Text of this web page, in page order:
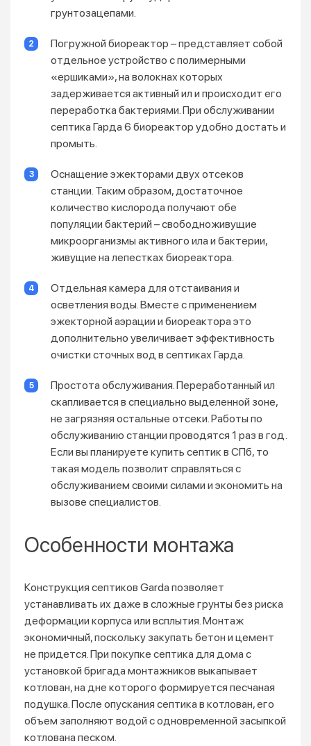
грунтозацепами.
Погружной биореактор – представляет собой
отдельное устройство с полимерными
«ершиками», на волокнах которых
задерживается активный ил и происходит его
переработка бактериями. При обслуживании
септика Гарда 6 биореактор удобно достать и
промыть.
Оснащение эжекторами двух отсеков
станции. Таким образом, достаточное
количество кислорода получают обе
популяции бактерий – свободноживущие
микроорганизмы активного ила и бактерии,
живущие на лепестках биореактора.
Отдельная камера для отстаивания и
осветления воды. Вместе с применением
эжекторной аэрации и биореактора это
дополнительно увеличивает эффективность
очистки сточных вод в септиках Гарда.
Простота обслуживания. Переработанный ил
скапливается в специально выделенной зоне,
не загрязняя остальные отсеки. Работы по
обслуживанию станции проводятся 1 раз в год.
Если вы планируете купить септик в СПб, то
такая модель позволит справляться с
обслуживанием своими силами и экономить на
вызове специалистов.
Особенности монтажа
Конструкция септиков Garda позволяет
устанавливать их даже в сложные грунты без риска
деформации корпуса или всплытия. Монтаж
экономичный, поскольку закупать бетон и цемент
не придется. При покупке септика для дома с
установкой бригада монтажников выкапывает
котлован, на дне которого формируется песчаная
подушка. После опускания септика в котлован, его
объем заполняют водой с одновременной засыпкой
котлована песком.